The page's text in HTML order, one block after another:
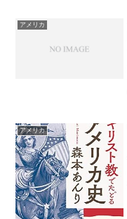
アメリカ
アメリカ